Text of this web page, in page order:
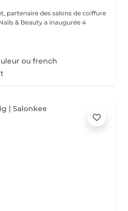
partenaire des salons de coiffure
& Beauty a inaugurée 4
ou french